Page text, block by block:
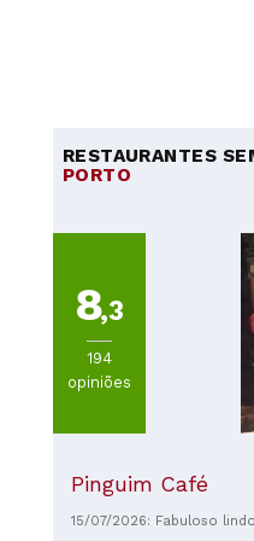
RESTAURANTES
PORTO
8,3
194
opiniões
Pinguim Café
15/07/2026: Fabuloso